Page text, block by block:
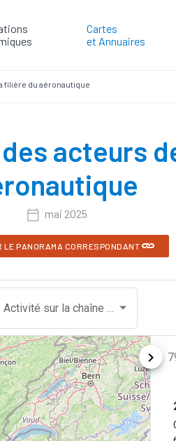
Cartes
et Annuaires
filière du aéronautique
acteurs
mai 2025
LE PANORAMA CORRESPONDANT